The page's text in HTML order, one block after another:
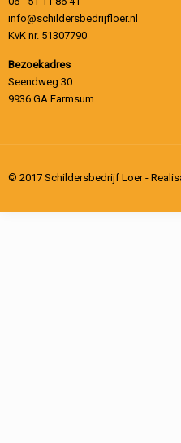
info@schildersbedrijfloer.nl
KvK nr. 51307790
Bezoekadres
Seendweg 30
9936 GA Farmsum
© 2017 Schildersbedrijf Loer -